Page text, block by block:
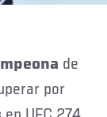
de
por